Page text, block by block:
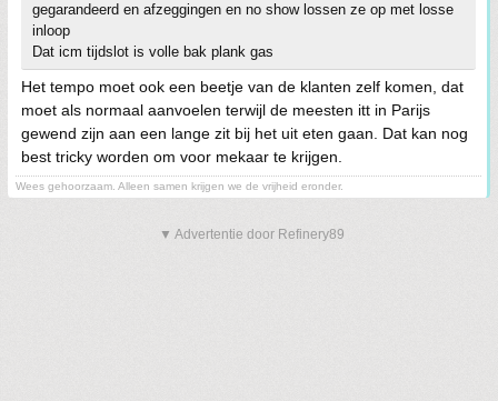
gegarandeerd en afzeggingen en no show lossen ze op met losse
inloop
Dat icm tijdslot is volle bak plank gas
Het tempo moet ook een beetje van de klanten zelf komen, dat
moet als normaal aanvoelen terwijl de meesten itt in Parijs
gewend zijn aan een lange zit bij het uit eten gaan. Dat kan nog
best tricky worden om voor mekaar te krijgen.
Wees gehoorzaam. Alleen samen krijgen we de vrijheid eronder.
▼ Advertentie door Refinery89